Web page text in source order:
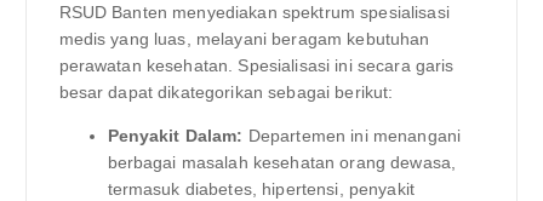
RSUD Banten menyediakan spektrum spesialisasi
medis yang luas, melayani beragam kebutuhan
perawatan kesehatan. Spesialisasi ini secara garis
besar dapat dikategorikan sebagai berikut:
Penyakit Dalam: Departemen ini menangani
berbagai masalah kesehatan orang dewasa,
termasuk diabetes, hipertensi, penyakit